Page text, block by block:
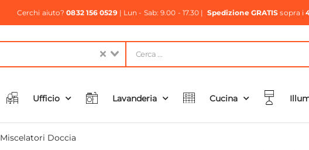
Cerchi aiuto?0832 156 0529| Lun - Sab: 9.00 - 17.30 | Spedizione GRATIS sopra i
Ufficio Lavanderia Cucina
Miscelatori Doccia